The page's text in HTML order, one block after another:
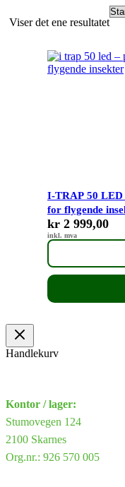
Viser det ene resultatet
I-TRAP 50 LED
for flygende
kr 2 999,00
inkl. mva
Handlekurv
Kontor / lager:
Stumovegen 124
2100 Skarnes
Org.nr.: 926 570 005